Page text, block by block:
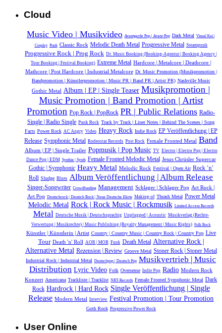
Cloud
Music Video | Musikvideo Avantgarde Pop | Avant-Pop Dark Metal Visual Kei |
Cosplay Punk Classic Rock Melodic Death Metal Progressive Metal Steampunk
Progressive Rock | Prog Rock Dr. Music Booking (Booking-Agentur | Booking Agency |
Tour Booking | Festival Booking) Extreme Metal Hardcore | Metalcore | Deathcore |
Mathcore | Post Hardcore | Industrial Metalcore Dr. Music Promotion (Musikpromotion |
Bandpromotion | Künstlerpromotion | Music PR | Band PR | Artist PR) Nashville Music
Gothic Metal Album | EP | Single Teaser Musikpromotion |
Music Promotion | Band Promotion | Artist
Promotion Pop Rock | PopRock PR | Public Relations Radio-
Single | Radio Single Punk Rock Track by Track | Liner Notes | Behind The Scenes | Song
Facts Power Rock AC Angry Video Heavy Rock Indie Rock EP Veröffentlichung | EP
Release Symphonic Metal Rodeostar Records Post Rock Female Fronted Metal Band
Album | EP | Single Trailer Popmusik | Pop Music TV Electro | Electro Pop | Electro
Dance Pop | EDM Synthie | Synth Female Fronted Melodic Metal Jesus Chrüsler Supercar
Gothic | Symphonic Heavy Metal Melodic Rock Festival | Open Air Rock ’n’
Roll Sludge Blues Album Veröffentlichung | Album Release
Singer-Songwriter Crowdfunding Management Schlager | Schlager Pop Art Rock |
Art Pop Deutschrock | Deutsch Rock | Neue Deutsche Härte Making-of Thrash Metal Power Metal
Melodic Metal Rock | Rock Music | Rockmusik Limited Access Records
Metal Deutsche Musik |‎ Deutschsprachig Unplugged | Acoustic Musikverlag (Rechte-
Verwertung | Musikrechte) | Music Publishing (Royalty Management | Music Rights) Folk Rock
Künstler | Künstlerin | Artist Country | Country Music | Country Rock | Country Pop Live
Tour Death 'n' Roll AOR | MOR Funk Death Metal Alternative Rock |
Alternative Metal Rezension | Review Groove Metal Stoner Rock | Stoner Metal
Industrial Rock | Industrial Metal Deutschpop | Deutsch Pop Musikvertrieb | Music
Distribution Lyric Video Folk Oversense Indie Pop Radio Modern Rock
Konzert Americana Trackliste | Tracklist NRT-Records Female Fronted Symphonic Metal Dark
Rock Hardrock | Hard Rock Single Veröffentlichung | Single
Release Modern Metal Interview Festival Promotion | Tour Promotion
Goth Rock Progressive Power Rock
User Online